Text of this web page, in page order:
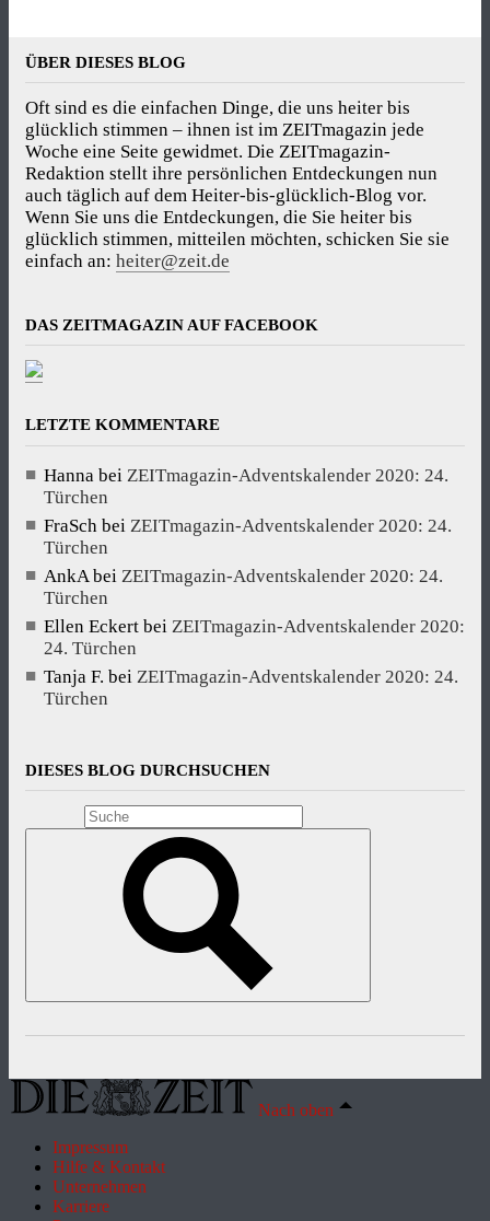
ÜBER DIESES BLOG
Oft sind es die einfachen Dinge, die uns heiter bis
glücklich stimmen – ihnen ist im ZEITmagazin jede
Woche eine Seite gewidmet. Die ZEITmagazin-
Redaktion stellt ihre persönlichen Entdeckungen nun
auch täglich auf dem Heiter-bis-glücklich-Blog vor.
Wenn Sie uns die Entdeckungen, die Sie heiter bis
glücklich stimmen, mitteilen möchten, schicken Sie sie
einfach an: heiter@zeit.de
DAS ZEITMAGAZIN AUF FACEBOOK
LETZTE KOMMENTARE
Hanna bei ZEITmagazin-Adventskalender 2020: 24.
Türchen
FraSch bei ZEITmagazin-Adventskalender 2020: 24.
Türchen
AnkA bei ZEITmagazin-Adventskalender 2020: 24.
Türchen
Ellen Eckert bei ZEITmagazin-Adventskalender 2020:
24. Türchen
Tanja F. bei ZEITmagazin-Adventskalender 2020: 24.
Türchen
DIESES BLOG DURCHSUCHEN
Nach oben
Impressum
Hilfe & Kontakt
Unternehmen
Karriere